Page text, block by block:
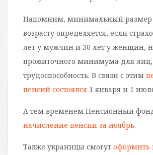
Напомним, минимальный размер
возрасту определяется, если
лет у мужчин и 30 лет у женщин,
прожиточного минимума для
трудоспособность. В связи с этим
пенсий состоялся 1 января и 1
А тем временем Пенсионный
начисление пенсий за ноябрь.
Также украинцы смогут оформить